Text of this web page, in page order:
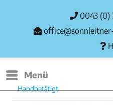
0043 (0)
Menü
Handbetätigt